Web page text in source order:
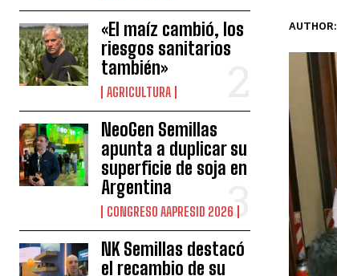
«El maíz cambió, los
riesgos sanitarios
también»
AGRICULTURA
NeoGen Semillas
apunta a duplicar su
superficie de soja en
Argentina
CONGRESO AAPRESID 2026
NK Semillas destacó
el recambio de su
AUTHOR: